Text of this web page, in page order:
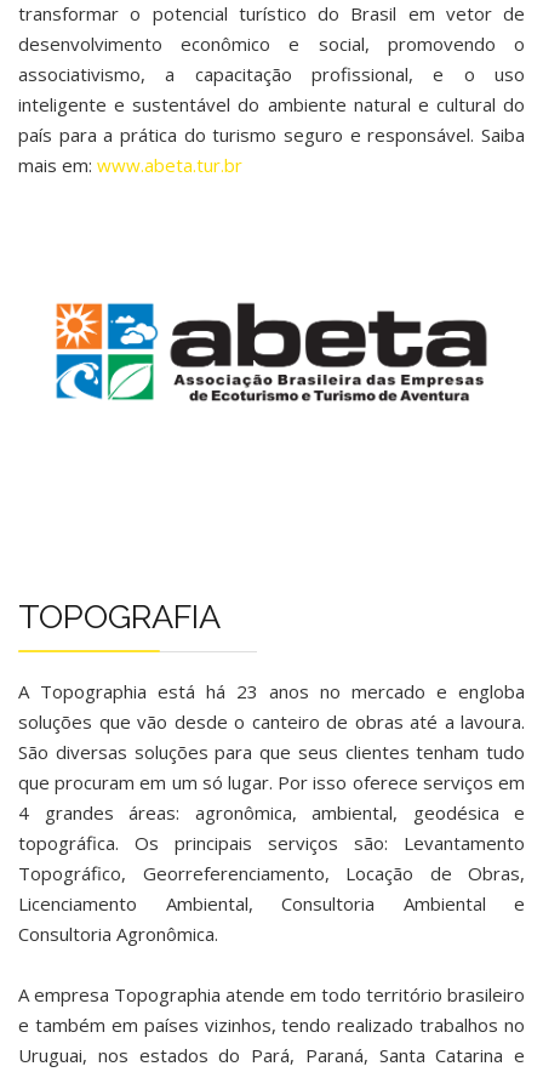
transformar o potencial turístico do Brasil em vetor de
desenvolvimento econômico e social, promovendo o
associativismo, a capacitação profissional, e o uso
inteligente e sustentável do ambiente natural e cultural do
país para a prática do turismo seguro e responsável. Saiba
mais em: www.abeta.tur.br
TOPOGRAFIA
A Topographia está há 23 anos no mercado e engloba
soluções que vão desde o canteiro de obras até a lavoura.
São diversas soluções para que seus clientes tenham tudo
que procuram em um só lugar. Por isso oferece serviços em
4 grandes áreas: agronômica, ambiental, geodésica e
topográfica. Os principais serviços são: Levantamento
Topográfico, Georreferenciamento, Locação de Obras,
Licenciamento Ambiental, Consultoria Ambiental e
Consultoria Agronômica.
A empresa Topographia atende em todo território brasileiro
e também em países vizinhos, tendo realizado trabalhos no
Uruguai, nos estados do Pará, Paraná, Santa Catarina e